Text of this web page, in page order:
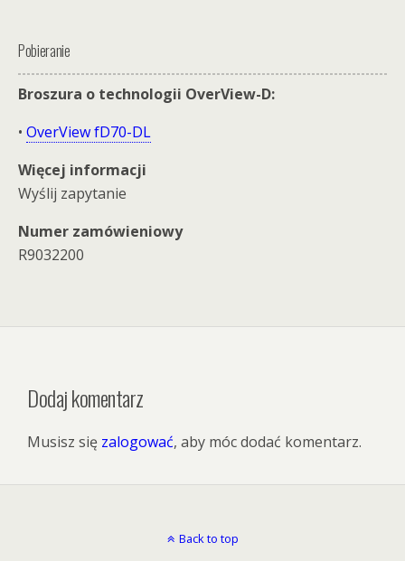
Pobieranie
Broszura o technologii OverView-D:
• OverView fD70-DL
Więcej informacji
Wyślij zapytanie
Numer zamówieniowy
R9032200
Dodaj komentarz
Musisz się zalogować, aby móc dodać komentarz.
Back to top